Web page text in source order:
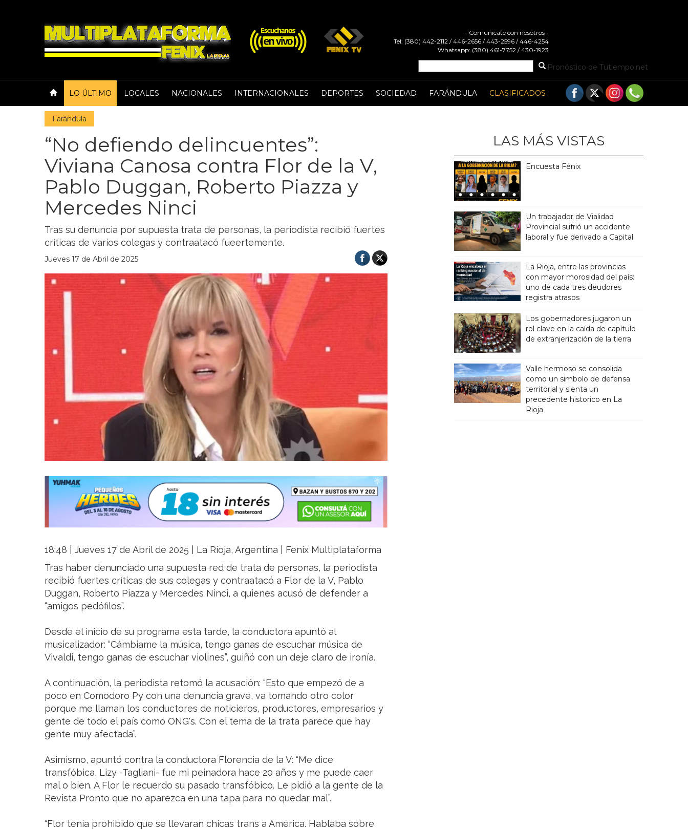
- Comunicate con nosotros -
Tel: (380) 442-2112 / 446-2656 / 443-2596 / 446-4254
Whatsapp: (380) 461-7752 / 430-1923
Pronóstico de Tutiempo.net
LO ÚLTIMO LOCALES NACIONALES INTERNACIONALES DEPORTES SOCIEDAD FARÁNDULA CLASIFICADOS
Farándula
“No defiendo delincuentes”:
Viviana Canosa contra Flor de la V,
Pablo Duggan, Roberto Piazza y
Mercedes Ninci
Tras su denuncia por supuesta trata de personas, la periodista recibió fuertes
críticas de varios colegas y contraatacó fueertemente.
Jueves 17 de Abril de 2025
18:48 | Jueves 17 de Abril de 2025 | La Rioja, Argentina | Fenix Multiplataforma
Tras haber denunciado una supuesta red de trata de personas, la periodista
recibió fuertes críticas de sus colegas y contraatacó a Flor de la V, Pablo
Duggan, Roberto Piazza y Mercedes Ninci, a quienes acusó de defender a
“amigos pedófilos”.
Desde el inicio de su programa esta tarde, la conductora apuntó al
musicalizador: “Cámbiame la música, tengo ganas de escuchar música de
Vivaldi, tengo ganas de escuchar violines”, guiñó con un deje claro de ironía.
A continuación, la periodista retomó la acusación: “Esto que empezó de a
poco en Comodoro Py con una denuncia grave, va tomando otro color
porque me llaman los conductores de noticieros, productores, empresarios y
gente de todo el país como ONG's. Con el tema de la trata parece que hay
gente muy afectada”.
Asimismo, apuntó contra la conductora Florencia de la V: “Me dice
transfóbica, Lizy -Tagliani- fue mi peinadora hace 20 años y me puede caer
mal o bien. A Flor le recuerdo su pasado transfóbico. Le pidió a la gente de la
Revista Pronto que no aparezca en una tapa para no quedar mal”.
“Flor tenía prohibido que se llevaran chicas trans a América. Hablaba sobre
LAS MÁS VISTAS
Encuesta Fénix
Un trabajador de Vialidad
Provincial sufrió un accidente
laboral y fue derivado a Capital
La Rioja, entre las provincias
con mayor morosidad del país:
uno de cada tres deudores
registra atrasos
Los gobernadores jugaron un
rol clave en la caída de capítulo
de extranjerización de la tierra
Valle hermoso se consolida
como un simbolo de defensa
territorial y sienta un
precedente historico en La
Rioja